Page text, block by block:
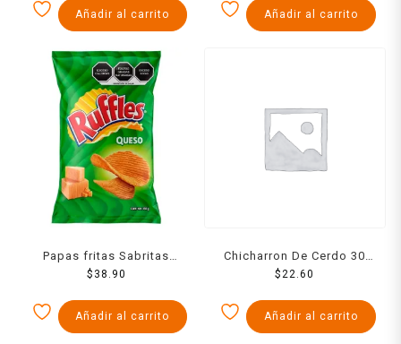
Añadir al carrito Añadir al carrito
Papas fritas Sabritas
Ruffles sabor queso 130 g
$ 38.90
Añadir al carrito
Chicharron De Cerdo 30
Grs
$22.60
Añadir al carrito